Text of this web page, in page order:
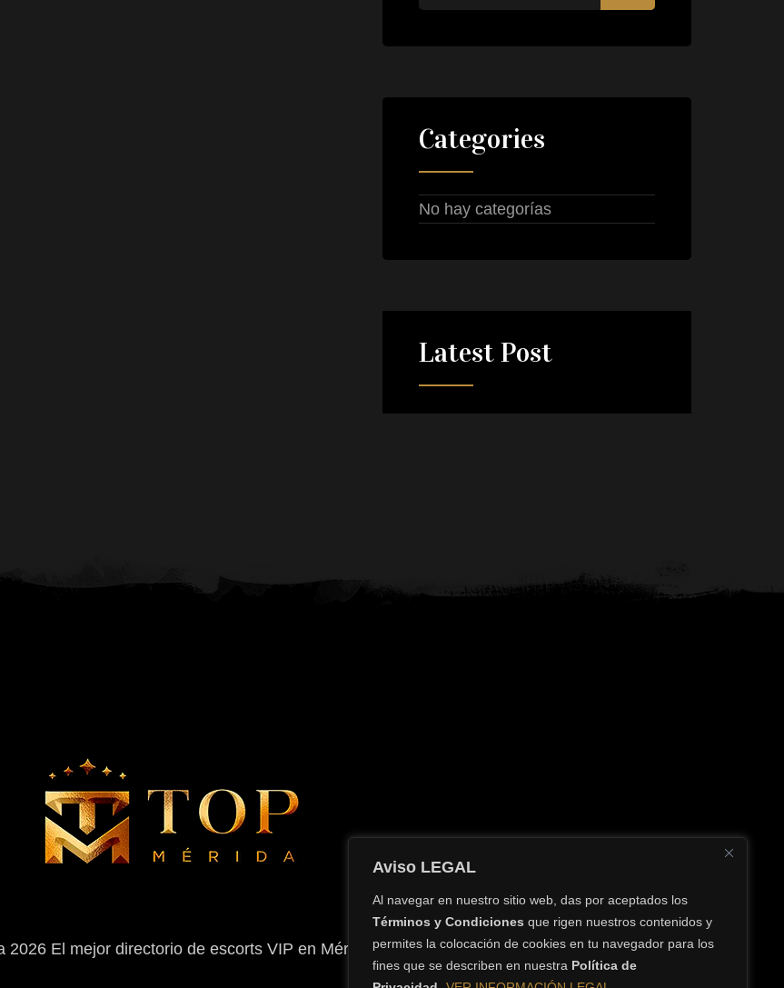
Aviso LEGAL
Al navegar en nuestro sitio web, das por aceptados los
Términos y Condiciones que rigen nuestros contenidos y
permites la colocación de cookies en tu navegador para los
fines que se describen en nuestra Política de
Categories
No hay categorías
LatestPost
2026 El mejor directorio de escorts VIP en Mérida, Yucatán